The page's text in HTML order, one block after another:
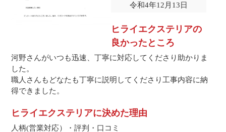
令和4年12月13日
ヒライエクステリアの
良かったところ
河野さんがいつも迅速、丁寧に対応してくださり助かりま
した。
職人さんもどなたも丁寧に説明してくださり工事内容に納
得できました。
ヒライエクステリアに決めた理由
人柄(営業対応）・評判・口コミ